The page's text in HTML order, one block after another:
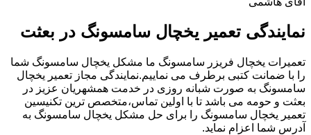
نمایندگی تعمیر یخچال سامسونگ در بعثت
تعمیرات یخچال فریزر سامسونگ ما مشکل یخچال سامسونگ شما
را با ضمانت کتبی برطرف می نماییم.نمایندگی مجاز تعمیر یخچال
سامسونگ به صورت شبانه روزی در خدمت همشهریان عزیز در
بعثت و حومه می باشد تا با اولین تماس،متخصص ترین تکنیسین
تعمیر یخچال سامسونگ را برای حل مشکل یخچال سامسونگ به
آدرس شما اعزام نماید.